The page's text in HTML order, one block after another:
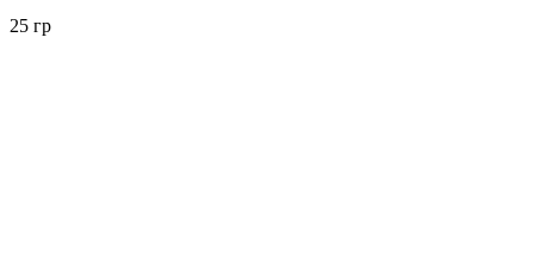
25 гр